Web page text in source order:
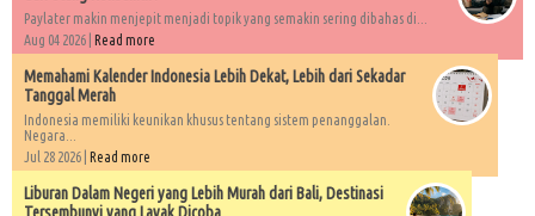
Paylater makin menjepit menjadi topik yang semakin sering dibahas di...
Aug 04 2026 | Read more
Memahami Kalender Indonesia Lebih Dekat, Lebih dari Sekadar
Tanggal Merah
Indonesia memiliki keunikan khusus tentang sistem penanggalan.
Negara...
Jul 28 2026 | Read more
Liburan Dalam Negeri yang Lebih Murah dari Bali, Destinasi
Tersembunyi yang Layak Dicoba